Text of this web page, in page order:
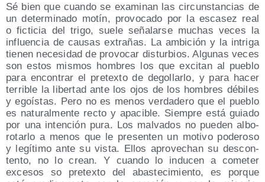
Sé bien que cuan­do se exa­mi­nan las cir­cuns­tan­cias de
un deter­mi­na­do motín, pro­vo­ca­do por la esca­sez real
o fic­ti­cia del tri­go, sue­le seña­lar­se muchas veces la
influen­cia de cau­sas extra­ñas. La ambi­ción y la intri­ga
tie­nen nece­si­dad de pro­vo­car dis­tur­bios. Algu­nas veces
son estos mis­mos hom­bres los que exci­tan al pue­blo
para encon­trar el pre­tex­to de dego­llar­lo, y para hacer
terri­ble la liber­tad ante los ojos de los hom­bres débi­les
y egoís­tas. Pero no es menos ver­da­de­ro que el pue­blo
es natu­ral­men­te rec­to y apa­ci­ble. Siem­pre está guia­do
por una inten­ción pura. Los mal­va­dos no pue­den albo­
ro­tar­lo a menos que le pre­sen­ten un moti­vo pode­ro­so
y legí­ti­mo ante su vis­ta. Ellos apro­ve­chan su des­con­
ten­to, no lo crean. Y cuan­do lo indu­cen a come­ter
exce­sos so pre­tex­to del abas­te­ci­mien­to, es por­que